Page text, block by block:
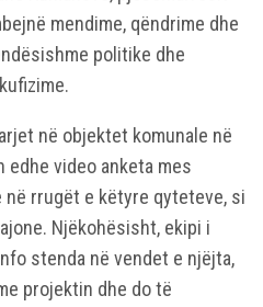
mendime, qëndrime dhe
politike dhe
në objektet komunale në
edhe video anketa mes
rrugët e këtyre qyteteve, si
Njëkohësisht, ekipi i
stenda në vendet e njëjta,
projektin dhe do të